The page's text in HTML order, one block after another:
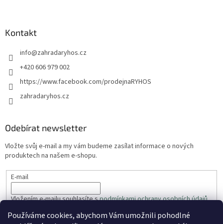
Používáme cookies, abychom Vám umožnili pohodlné
Kontakt
info@zahradaryhos.cz
+420 606 979 002
https://www.facebook.com/prodejnaRYHOS
zahradaryhos.cz
Odebírat newsletter
Vložte svůj e-mail a my vám budeme zasílat informace o nových
produktech na našem e-shopu.
E-mail
Vložením e-mailu souhlasíte spodmínkami ochrany osobních údajů